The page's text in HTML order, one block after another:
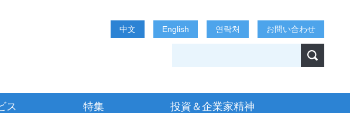
中文 English 연락처 お問い合わせ
ス 特集 投資＆企業家精神